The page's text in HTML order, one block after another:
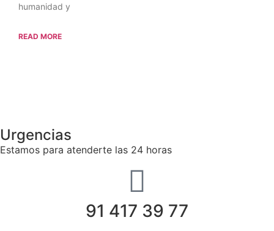
humanidad y
READ MORE
Urgencias
Estamos para atenderte las 24 horas
91 417 39 77